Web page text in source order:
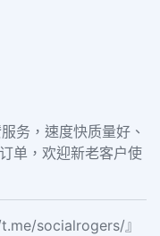
务，速度快质量好、
单，欢迎新老客户使
socialrogers/』